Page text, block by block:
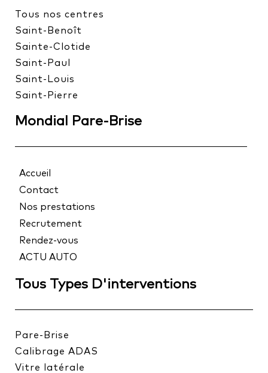
Tous nos centres
Saint-Benoît
Sainte-Clotide
Saint-Paul
Saint-Louis
Saint-Pierre
Mondial Pare-Brise
Accueil
Contact
Nos prestations
Recrutement
Rendez-vous
ACTU AUTO
Tous Types D'interventions
Pare-Brise
Calibrage ADAS
Vitre latérale